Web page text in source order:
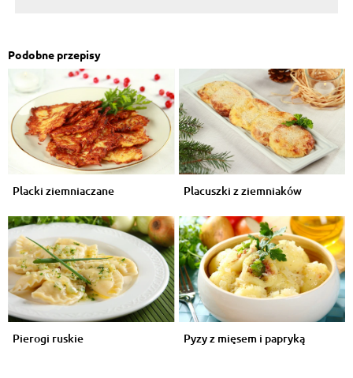
Podobne przepisy
Placki ziemniaczane Placuszki z ziemniaków
Pierogi ruskie Pyzy z mięsem i papryką